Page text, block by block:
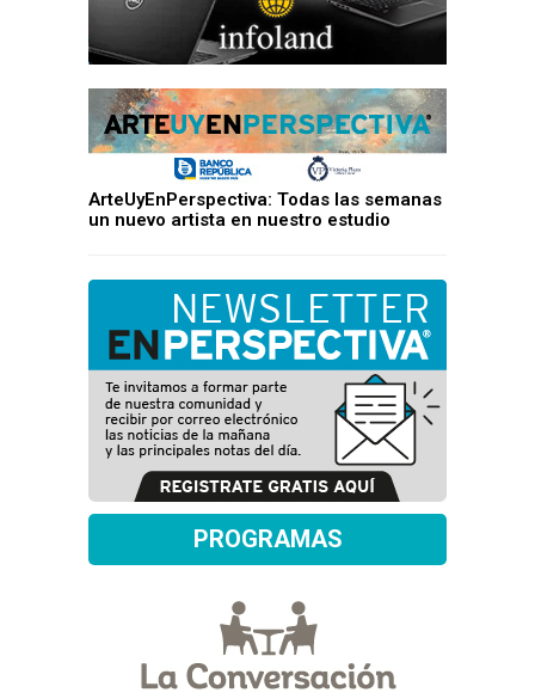
ArteUyEnPerspectiva: Todas las semanas
un nuevo artista en nuestro estudio
PROGRAMAS